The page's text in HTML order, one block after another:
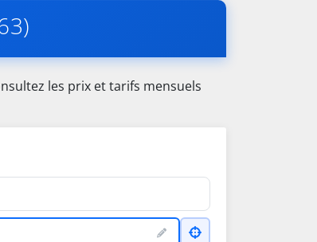
les prix et tarifs mensuels